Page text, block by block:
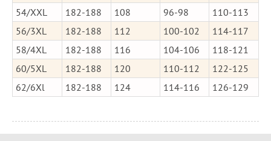
54/XXL
182-188 108 96-98
110-113
56/3XL
182-188 112 100-102
114-117
58/4XL
182-188 116 104-106
118-121
60/5XL
182-188 120 110-112
122-125
62/6Xl
182-188 124 114-116 126-129